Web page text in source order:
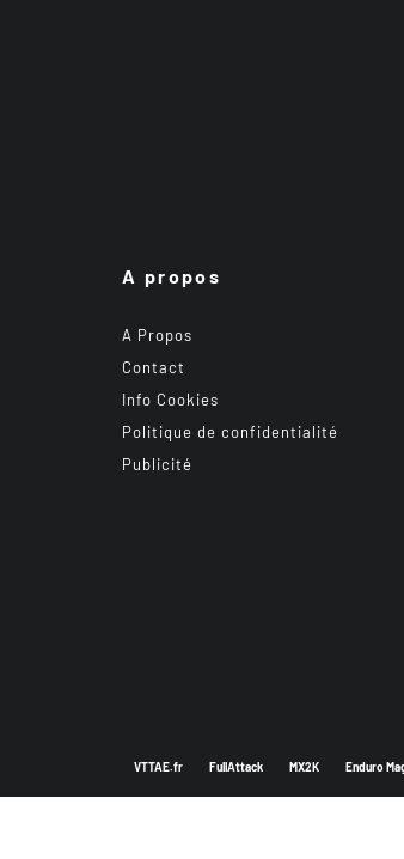
A propos
A Propos
Contact
Info Cookies
Politique de confidentialité
Publicité
VTTAE.fr FullAttack MX2K Enduro